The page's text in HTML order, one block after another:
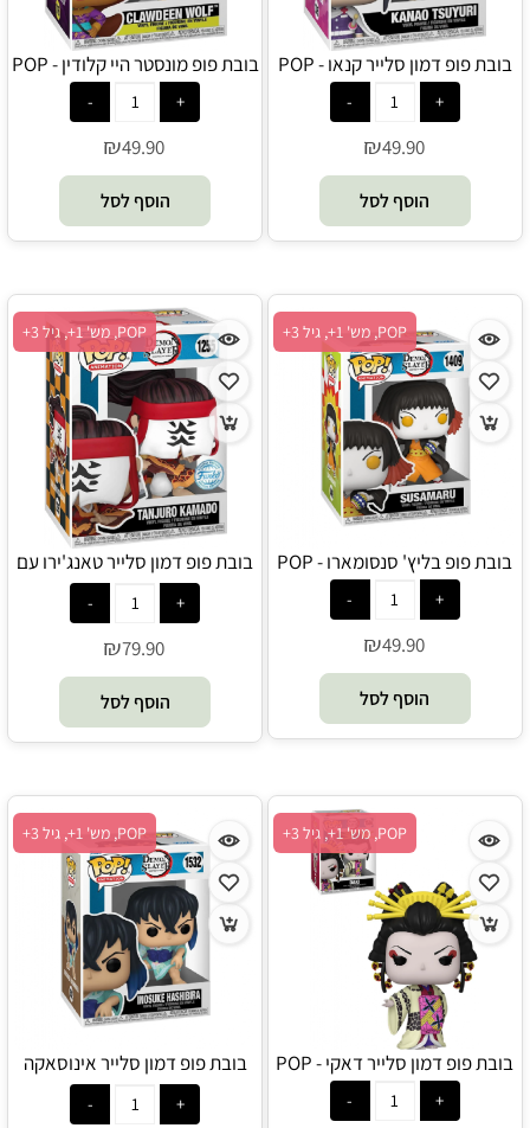
בובת פופ דמון סלייר קנאו - POP
₪49.90
הוסף לסל
בובת פופ מונסטר היי קלודין - POP
₪49.90
הוסף לסל
POP, מש' 1+, גיל 3+
בובת פופ בליץ' סנסומארו - POP
₪49.90
הוסף לסל
POP, מש' 1+, גיל 3+
בובת פופ דמון סלייר טאנג'ירו עם
מסכה לבנה - POP
₪79.90
הוסף לסל
POP, מש' 1+, גיל 3+
בובת פופ דמון סלייר דאקי - POP
POP, מש' 1+, גיל 3+
בובת פופ דמון סלייר אינוסאקה
השיבירה - POP